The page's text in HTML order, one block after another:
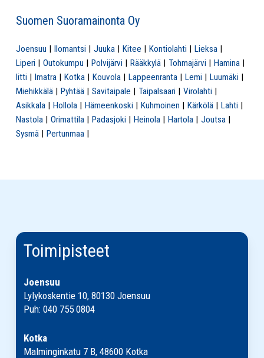
Suomen Suoramainonta Oy
Joensuu Ilomantsi Juuka Kitee Kontiolahti
Lieksa
Liperi
Outokumpu Polvijärvi Rääkkylä Tohmajärvi
Hamina
Iitti
Imatra Kotka Kouvola Lappeenranta Lemi
Luumäki
Miehikkälä
Pyhtää Savitaipale Taipalsaari
Virolahti
Asikkala
Hollola Hämeenkoski Kuhmoinen Kärkölä
Lahti
Nastola
Orimattila Padasjoki Heinola Hartola
Joutsa
Sysmä
Pertunmaa
Toimipisteet
Joensuu
Lylykoskentie 10, 80130 Joensuu
Puh: 040 755 0804
Kotka
Malminginkatu 7 B, 48600 Kotka